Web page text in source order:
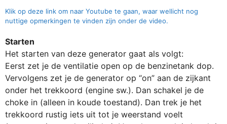
Klik op deze link om naar Youtube te gaan, waar wellicht nog
nuttige opmerkingen te vinden zijn onder de video.
Starten
Het starten van deze generator gaat als volgt:
Eerst zet je de ventilatie open op de benzinetank dop.
Vervolgens zet je de generator op “on” aan de zijkant
onder het trekkoord (engine sw.). Dan schakel je de
choke in (alleen in koude toestand). Dan trek je het
trekkoord rustig iets uit tot je weerstand voelt